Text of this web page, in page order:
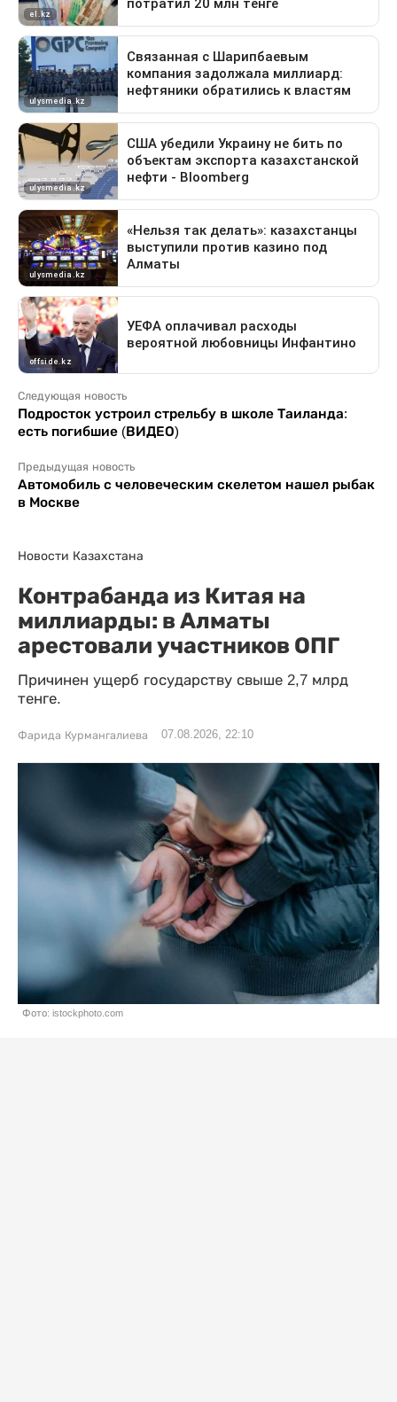
Следующая новость
Подросток устроил стрельбу в школе Таиланда:
есть погибшие (ВИДЕО)
Предыдущая новость
Автомобиль с человеческим скелетом нашел рыбак
в Москве
Новости Казахстана
Контрабанда из Китая на
миллиарды: в Алматы
арестовали участников ОПГ
Причинен ущерб государству свыше 2,7 млрд
тенге.
Фарида Курмангалиева 07.08.2026, 22:10
Фото: istockphoto.com